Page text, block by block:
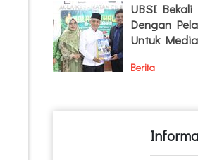
UBSI
Dengan
Untuk
Berita